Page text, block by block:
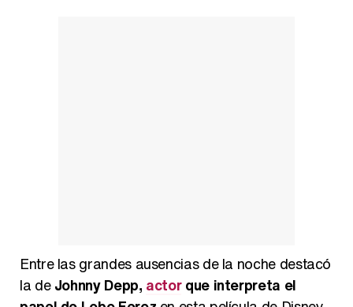
Entre las grandes ausencias de la noche destacó
la deJohnny Depp, actorque interpreta el